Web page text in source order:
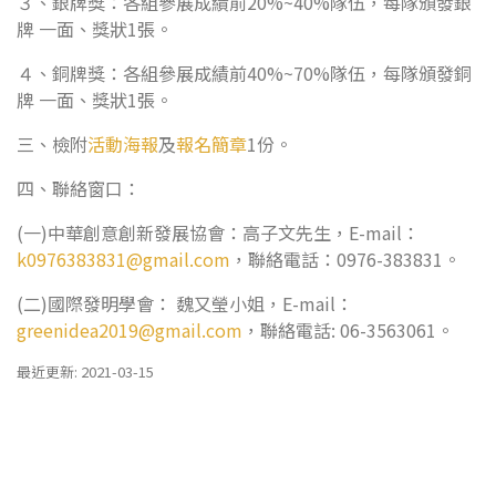
牌 一面、獎狀1張。
４、銅牌獎：各組參展成績前40%~70%隊伍，每隊頒發銅
牌 一面、獎狀1張。
三、檢附活動海報及報名簡章1份。
四、聯絡窗口：
(一)中華創意創新發展協會：高子文先生，E-mail：
k0976383831@gmail.com ，聯絡電話：0976-383831。
(二)國際發明學會： 魏又瑩小姐，E-mail：
greenidea2019@gmail.com ，聯絡電話: 06-3563061。
最近更新: 2021-03-15